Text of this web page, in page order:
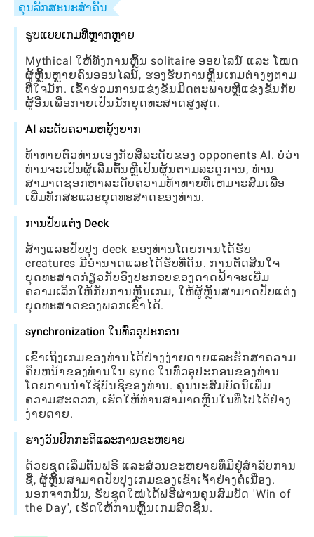
ຄຸນລັກສະນະສໍາຄັນ
ຮູບແບບເກມທີ່ຫຼາກຫຼາຍ
Mythical ໃຫ້ທັງການຫຼິ້ນ solitaire ອອບໄລນ໌ ແລະ ໂໝດ
ຜູ້ຫຼິ້ນຫຼາຍຄົນອອນໄລນ໌, ຮອງຮັບການຫຼິ້ນເກມຕ່າງໆຕາມ
ທີ່ໃຈມັກ. ເຂົ້າຮ່ວມການແຂ່ງຂັນມິດຕະພາບຫຼືແຂ່ງຂັນກັບ
ຜູ້ອື່ນເພື່ອກາຍເປັນນັກຍຸດທະສາດສູງສຸດ.
AI ລະດັບຄວາມຫຍຸ້ງຍາກ
ທ້າທາຍຕົວທ່ານເອງກັບສີ່ລະດັບຂອງ opponents AI. ບໍ່ວ່າ
ທ່ານຈະເປັນຜູ້ເລີ່ມຕົ້ນຫຼືເປັນຜູ້ນຕາມລະດູການ, ທ່ານ
ສາມາດຊອກຫາລະດັບຄວາມທ້າທາຍທີ່ເຫມາະສົມເພື່ອ
ເພີ່ມທັກສະແລະຍຸດທະສາດຂອງທ່ານ.
ການປັບແຕ່ງ Deck
ສ້າງແລະປັບປຸງ deck ຂອງທ່ານໂດຍການໄດ້ຮັບ
creatures ມີອໍານາດແລະໄດ້ຮັບທີ່ດິນ. ການຕັດສິນໃຈ
ຍຸດທະສາດກ່ຽວກັບອົງປະກອບຂອງດາດຟ້າຈະເພີ່ມ
ຄວາມເລິກໃຫ້ກັບການຫຼີ້ນເກມ, ໃຫ້ຜູ້ຫຼິ້ນສາມາດປັບແຕ່ງ
ຍຸດທະສາດຂອງພວກເຂົາໄດ້.
synchronization ໃນທົ່ວອຸປະກອນ
ເຂົ້າ​ເຖິງ​ເກມ​ຂອງ​ທ່ານ​ໄດ້​ຢ່າງ​ງ່າຍ​ດາຍ​ແລະ​ຮັກ​ສາ​ຄວາມ​
ຄືບ​ຫນ້າ​ຂອງ​ທ່ານ​ໃນ sync ໃນ​ທົ່ວ​ອຸ​ປະ​ກອນ​ຂອງ​ທ່ານ​
ໂດຍ​ການ​ນໍາ​ໃຊ້​ບັນ​ຊີ​ຂອງ​ທ່ານ​. ຄຸນ​ນະ​ສົມ​ບັດ​ນີ້​ເພີ່ມ​
ຄວາມ​ສະ​ດວກ​, ເຮັດ​ໃຫ້​ທ່ານ​ສາ​ມາດ​ຫຼິ້ນ​ໃນ​ທີ່​ໄປ​ໄດ້​ຢ່າງ​
ງ່າຍ​ດາຍ​.
ຮາງວັນປົກກະຕິແລະການຂະຫຍາຍ
ດ້ວຍຊຸດເລີ່ມຕົ້ນຟຣີ ແລະສ່ວນຂະຫຍາຍທີ່ມີຢູ່ສໍາລັບການ
ຊື້, ຜູ້ຫຼິ້ນສາມາດປັບປຸງເກມຂອງເຂົາເຈົ້າຢ່າງຕໍ່ເນື່ອງ.
ນອກຈາກນັ້ນ, ຮັບຊຸດໃໝ່ໄດ້ຟຣີຜ່ານຄຸນສົມບັດ 'Win of
the Day', ເຮັດໃຫ້ການຫຼິ້ນເກມສົດຊື່ນ.